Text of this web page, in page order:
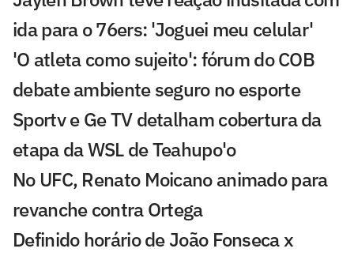
ida para o 76ers: 'Joguei meu celular'
'O atleta como sujeito': fórum do COB
debate ambiente seguro no esporte
Sportv e Ge TV detalham cobertura da
etapa da WSL de Teahupo'o
No UFC, Renato Moicano animado para
revanche contra Ortega
Definido horário de João Fonseca x